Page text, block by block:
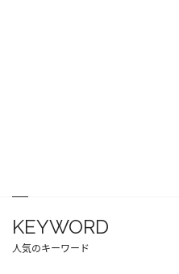
KEYWORD
人気のキーワード